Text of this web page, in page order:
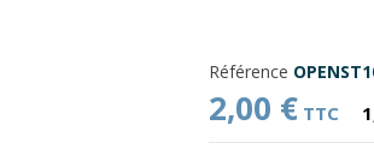
Référence
2,00 € TTC